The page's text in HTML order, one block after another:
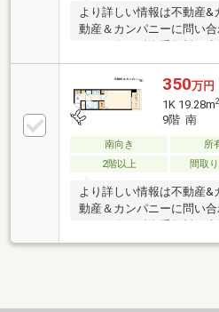
より詳しい情報は不動産
動産＆カンパニーに問い
らの紹介で融資手数料が
ームインスペクションし
格に自信があります！◎
教えます！◎他社掲載の
能！物件を比較できます
ます(^^)/弊社のHPにも書
ますので、詳しくはそち
350万円
1K 19.28m2
9階 南
南向き 所
2階以上
間取
より詳しい情報は不動産
動産＆カンパニーに問い
ームインスペクションし